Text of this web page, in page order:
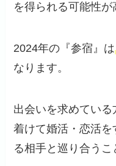
を得られる可能性が
2024年の『参宿』は
なります。
出会いを求めてい
着けて婚活・恋活を
る相手と巡り合うこ